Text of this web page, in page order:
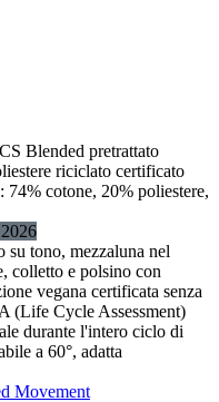
Blended pretrattato
riciclato certificato
cotone, 20% poliestere,
su tono, mezzaluna nel
colletto e polsino con
vegana certificata senza
(Life Cycle Assessment)
durante l'intero ciclo di
a 60°, adatta
Movement